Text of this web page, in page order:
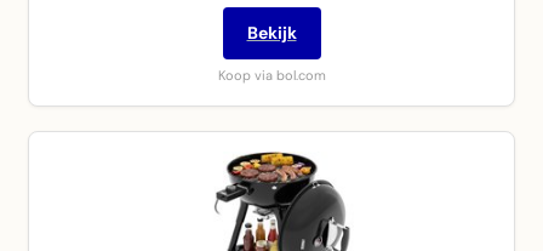
Bekijk
Koop via bol.com